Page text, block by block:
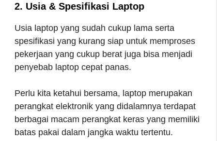
2. Usia & Spesifikasi Laptop
Usia laptop yang sudah cukup lama serta
spesifikasi yang kurang siap untuk memproses
pekerjaan yang cukup berat juga bisa menjadi
penyebab laptop cepat panas.
Perlu kita ketahui bersama, laptop merupakan
perangkat elektronik yang didalamnya terdapat
berbagai macam perangkat keras yang memiliki
batas pakai dalam jangka waktu tertentu.